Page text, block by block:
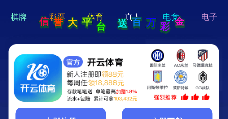
hi 💗